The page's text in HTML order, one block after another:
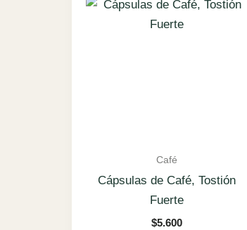
Café
Cápsulas de Café, Tostión
Fuerte
$5.600